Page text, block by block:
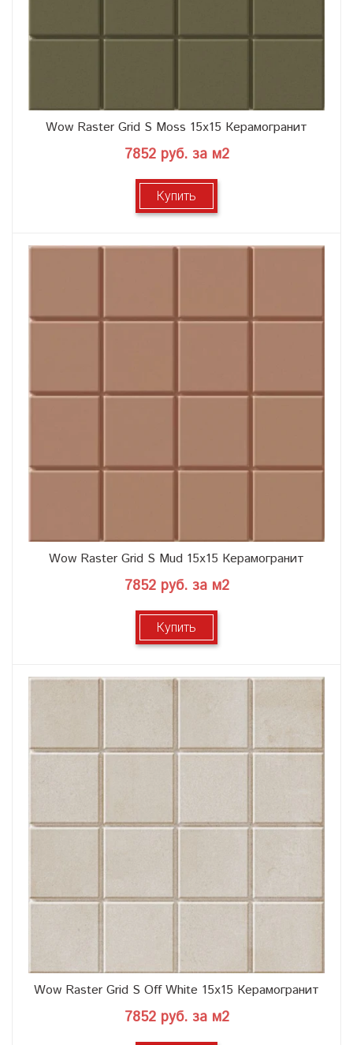
Wow Raster Grid S Moss 15x15 Керамогранит
7852 руб. за м2
Купить
Wow Raster Grid S Mud 15x15 Керамогранит
7852 руб. за м2
Купить
Wow Raster Grid S Off White 15x15 Керамогранит
7852 руб. за м2